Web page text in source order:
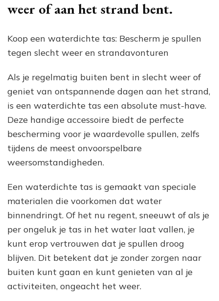
weer of aan het strand bent.
Koop een waterdichte tas: Bescherm je spullen
tegen slecht weer en strandavonturen
Als je regelmatig buiten bent in slecht weer of
geniet van ontspannende dagen aan het strand,
is een waterdichte tas een absolute must-have.
Deze handige accessoire biedt de perfecte
bescherming voor je waardevolle spullen, zelfs
tijdens de meest onvoorspelbare
weersomstandigheden.
Een waterdichte tas is gemaakt van speciale
materialen die voorkomen dat water
binnendringt. Of het nu regent, sneeuwt of als je
per ongeluk je tas in het water laat vallen, je
kunt erop vertrouwen dat je spullen droog
blijven. Dit betekent dat je zonder zorgen naar
buiten kunt gaan en kunt genieten van al je
activiteiten, ongeacht het weer.